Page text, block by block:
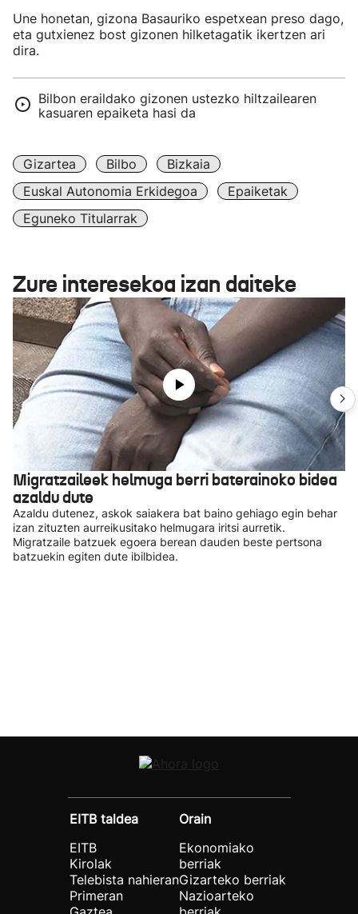
Une honetan, gizona Basauriko espetxean preso dago,
eta gutxienez bost gizonen hilketagatik ikertzen ari
dira.
Bilbon eraildako gizonen ustezko hiltzailearen
kasuaren epaiketa hasi da
Gizartea Bilbo
Bizkaia
Euskal Autonomia Erkidegoa
Epaiketak
Eguneko Titularrak
Zure interesekoa izan daiteke
Migratzaileek helmuga berri baterainoko bidea
azaldu dute
Azaldu dutenez, askok saiakera bat baino gehiago egin behar
izan zituzten aurreikusitako helmugara iritsi aurretik.
Migratzaile batzuek egoera berean dauden beste pertsona
batzuekin egiten dute ibilbidea.
EITB taldea
EITB
Kirolak
Telebista nahieran
Primeran
Orain
Ekonomiako
berriak
Gizarteko berriak
Nazioarteko